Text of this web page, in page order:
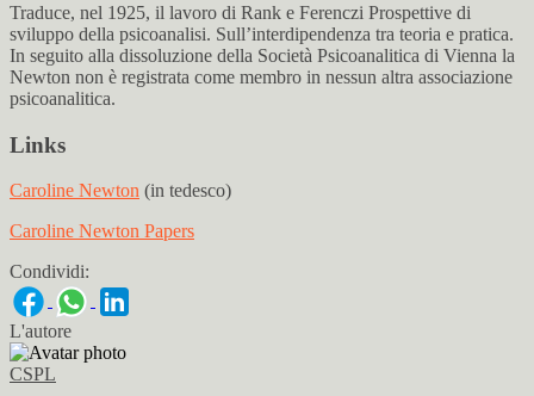
Traduce, nel 1925, il lavoro di Rank e Ferenczi Prospettive di
sviluppo della psicoanalisi. Sull’interdipendenza tra teoria e pratica.
In seguito alla dissoluzione della Società Psicoanalitica di Vienna la
Newton non è registrata come membro in nessun altra associazione
psicoanalitica.
Links
Caroline Newton (in tedesco)
Caroline Newton Papers
Condividi:
L'autore
CSPL